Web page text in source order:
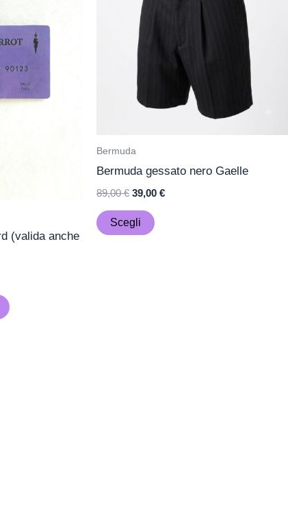
(valida anche
Bermuda
Bermuda gessato nero Gaelle
89,00€ 39,00 €
Scegli
opzioni
possono
essere
del
prodotto